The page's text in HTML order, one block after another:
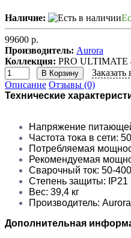
Наличие:
99600 р.
Производитель: Aurora
Коллекция: PRO ULTIMATE
В Корзину
Заказать
Описание Отзывы (0)
Технические
Напряжение
Частота тока в сети:
Потребляемая
Рекомендуемая
Сварочный ток: 50-
Степень защиты: IP21
Вес: 39,4 кг
Производитель: Aurora
Дополнительная